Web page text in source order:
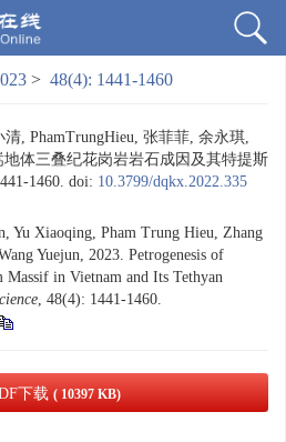
> 48(4): 1441-1460
, PhamTrungHieu, 张菲菲, 余永琪,
体三叠纪花岗岩岩石成因及其特提斯
1460. doi: 10.3799/dqkx.2022.335
Yu Xiaoqing, Pham Trung Hieu, Zhang
Yuejun, 2023. Petrogenesis of
in Vietnam and Its Tethyan
, 48(4): 1441-1460.
下载 ( 10397 KB)